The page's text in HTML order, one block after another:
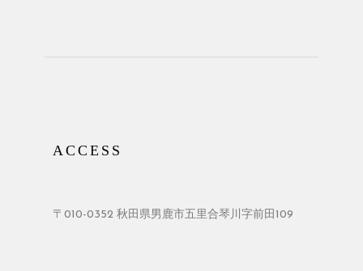
ACCESS
〒010-0352 秋田県男鹿市五里合琴川字前田109